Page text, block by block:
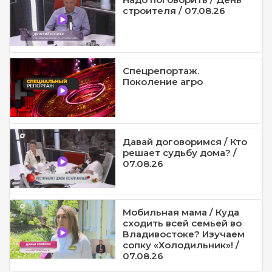
строителя / 07.08.26
Спецрепортаж.
Поколение агро
Давай договоримся / Кто
решает судьбу дома? /
07.08.26
Мобильная мама / Куда
сходить всей семьей во
Владивостоке? Изучаем
сопку «Холодильник»! /
07.08.26